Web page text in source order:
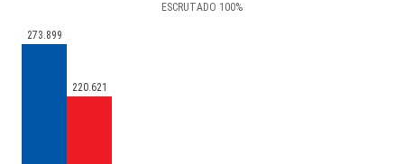
ESCRUTADO 100%
273.899
220.621